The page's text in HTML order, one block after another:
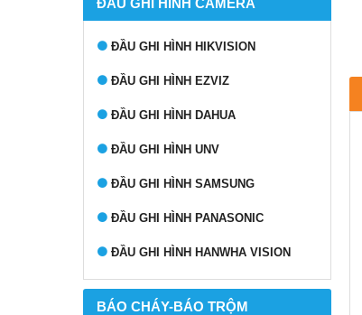
ĐẦU GHI HÌNH CAMERA
ĐẦU GHI HÌNH HIKVISION
ĐẦU GHI HÌNH EZVIZ
ĐẦU GHI HÌNH DAHUA
ĐẦU GHI HÌNH UNV
ĐẦU GHI HÌNH SAMSUNG
ĐẦU GHI HÌNH PANASONIC
ĐẦU GHI HÌNH HANWHA VISION
BÁO CHÁY-BÁO TRỘM